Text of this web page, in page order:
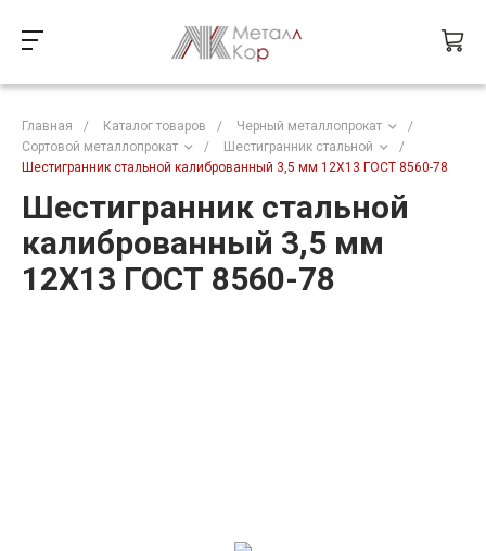
Главная / Каталог товаров / Черный металлопрокат
/
Сортовой металлопрокат
/ Шестигранник стальной
/
Шестигранник стальной калиброванный 3,5 мм 12Х13 ГОСТ 8560-78
Шестигранник стальной
калиброванный 3,5 мм
12Х13 ГОСТ 8560-78